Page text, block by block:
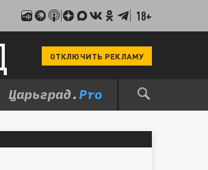
18+
ОТКЛЮЧИТЬ РЕКЛАМУ